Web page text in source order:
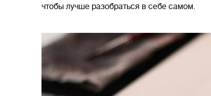
чтобы лучше разобраться в себе самом.